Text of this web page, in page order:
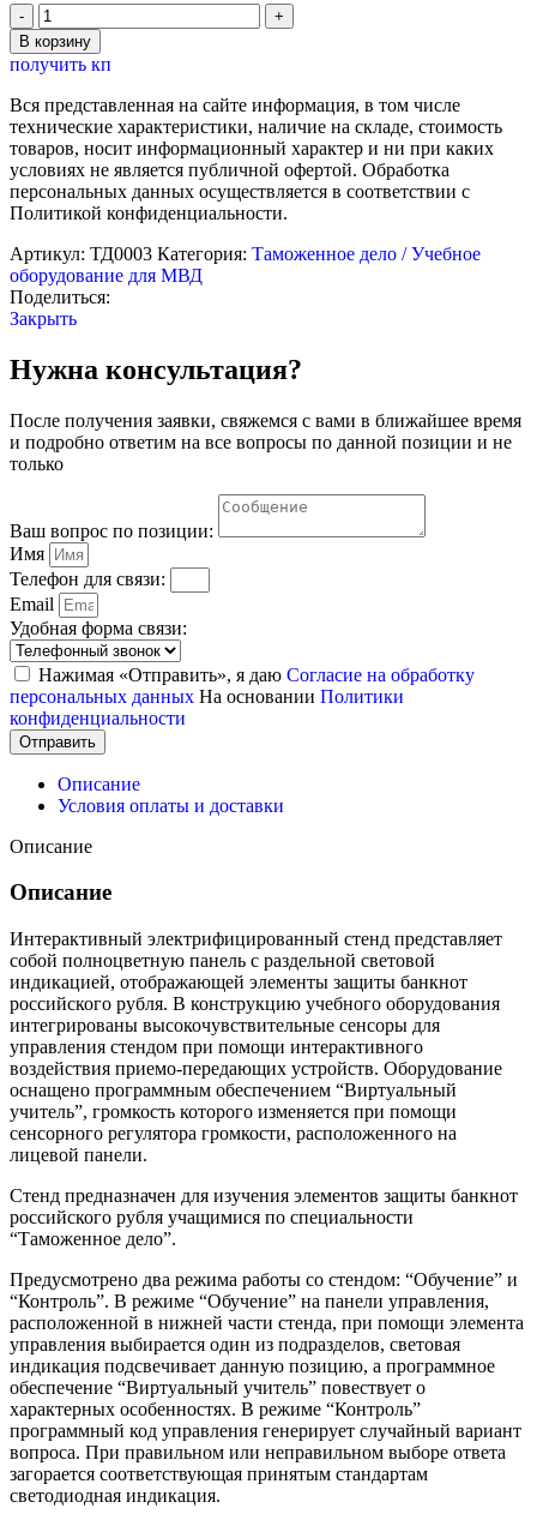
Количество
товара
Стенд
электрифицированный
"Элементы
защиты
банкнот
российского
рубля"
В корзину
получить кп
Вся представленная на сайте информация, в том числе
технические характеристики, наличие на складе, стоимость
товаров, носит информационный характер и ни при каких
условиях не является публичной офертой. Обработка
персональных данных осуществляется в соответствии с
Политикой конфиденциальности.
Артикул: ТД0003 Категория: Таможенное дело / Учебное
оборудование для МВД
Поделиться:
Закрыть
Нужна консультация?
После получения заявки, свяжемся с вами в ближайшее время
и подробно ответим на все вопросы по данной позиции и не
только
Ваш вопрос по позиции:
Имя
Телефон для связи:
Email
Удобная форма связи:
Нажимая «Отправить», я даю Согласие на обработку
персональных данных На основании Политики
конфиденциальности
Отправить
Описание
Условия оплаты и доставки
Описание
Описание
Интерактивный электрифицированный стенд представляет
собой полноцветную панель с раздельной световой
индикацией, отображающей элементы защиты банкнот
российского рубля. В конструкцию учебного оборудования
интегрированы высокочувствительные сенсоры для
управления стендом при помощи интерактивного
воздействия приемо-передающих устройств. Оборудование
оснащено программным обеспечением “Виртуальный
учитель”, громкость которого изменяется при помощи
сенсорного регулятора громкости, расположенного на
лицевой панели.
Стенд предназначен для изучения элементов защиты банкнот
российского рубля учащимися по специальности
“Таможенное дело”.
Предусмотрено два режима работы со стендом: “Обучение” и
“Контроль”. В режиме “Обучение” на панели управления,
расположенной в нижней части стенда, при помощи элемента
управления выбирается один из подразделов, световая
индикация подсвечивает данную позицию, а программное
обеспечение “Виртуальный учитель” повествует о
характерных особенностях. В режиме “Контроль”
программный код управления генерирует случайный вариант
вопроса. При правильном или неправильном выборе ответа
загорается соответствующая принятым стандартам
светодиодная индикация.